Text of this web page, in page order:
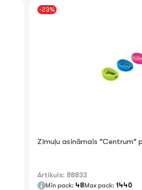
-23%
Zīmuļu asināmais "Centrum"
Artikuls: 88833
Min pack: 48Max pack: 1440